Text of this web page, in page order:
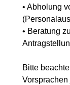
• Abholung
• Beratung
Bitte